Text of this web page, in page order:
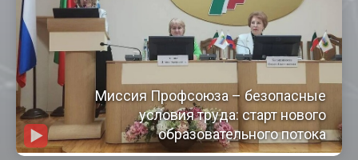
Миссия Профсоюза – безопасные
условия труда: старт нового
образовательного потока